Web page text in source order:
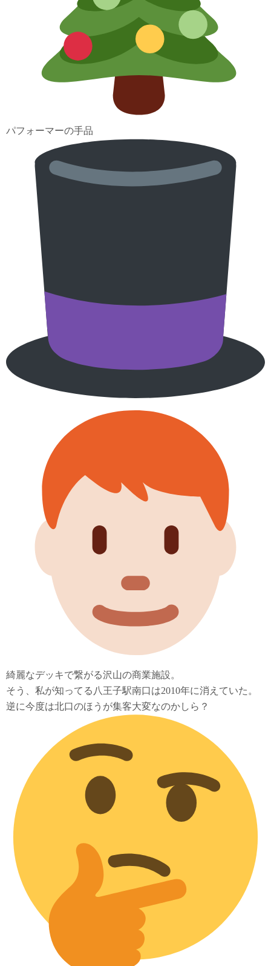
パフォーマーの手品
綺麗なデッキで繋がる沢山の商業施設。
そう、私が知ってる八王子駅南口は2010年に消えていた。
逆に今度は北口のほうが集客大変なのかしら？